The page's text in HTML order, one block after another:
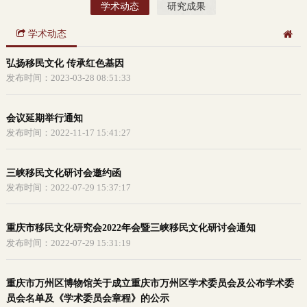
学术动态 研究成果
学术动态
弘扬移民文化 传承红色基因
发布时间：2023-03-28 08:51:33
会议延期举行通知
发布时间：2022-11-17 15:41:27
三峡移民文化研讨会邀约函
发布时间：2022-07-29 15:37:17
重庆市移民文化研究会2022年会暨三峡移民文化研讨会通知
发布时间：2022-07-29 15:31:19
重庆市万州区博物馆关于成立重庆市万州区学术委员会及公布学术委
员会名单及《学术委员会章程》的公示